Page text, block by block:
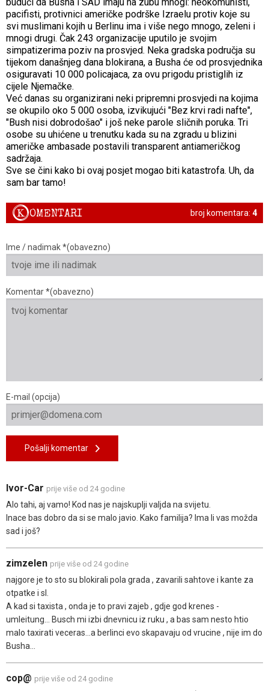
pacifisti, protivnici američke podrške Izraelu protiv koje su
svi muslimani kojih u Berlinu ima i više nego mnogo, zeleni i
mnogi drugi. Čak 243 organizacije uputilo je svojim
simpatizerima poziv na prosvjed. Neka gradska područja su
tijekom današnjeg dana blokirana, a Busha će od prosvjednika
osiguravati 10 000 policajaca, za ovu prigodu pristiglih iz
cijele Njemačke.
Već danas su organizirani neki pripremni prosvjedi na kojima
se okupilo oko 5 000 osoba, izvikujući "Bez krvi radi nafte",
"Bush nisi dobrodošao" i još neke parole sličnih poruka. Tri
osobe su uhićene u trenutku kada su na zgradu u blizini
američke ambasade postavili transparent antiameričkog
sadržaja.
Sve se čini kako bi ovaj posjet mogao biti katastrofa. Uh, da
sam bar tamo!
broj komentara: 4
KOMENTARI
Ime / nadimak *(obavezno)
Komentar *(obavezno)
E-mail (opcija)
Pošalji komentar
Ivor-Car prije više od 24 godine
Alo tahi, aj vamo! Kod nas je najskuplji valjda na svijetu.
Inace bas dobro da si se malo javio. Kako familija? Ima li vas možda
sad i još?
zimzelen prije više od 24 godine
najgore je to sto su blokirali pola grada , zavarili sahtove i kante za
otpatke i sl.
A kad si taxista , onda je to pravi zajeb , gdje god krenes -
umleitung... Busch mi izbi dnevnicu iz ruku , a bas sam nesto htio
malo taxirati veceras...a berlinci evo skapavaju od vrucine , nije im do
Busha...
cop@ prije više od 24 godine